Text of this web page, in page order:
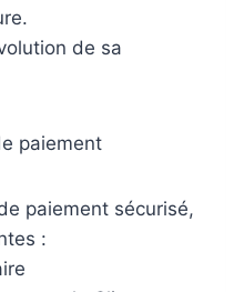
de sa
paiement
paiement sécurisé,
: